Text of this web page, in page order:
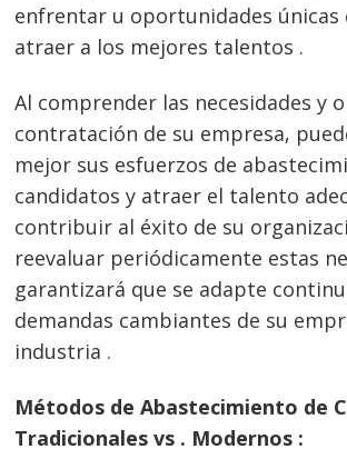
enfrentar u oportunidades únicas
atraer a los mejores talentos .
Al comprender las necesidades y
contratación de su empresa,
mejor sus esfuerzos de
candidatos y atraer el talento
contribuir al éxito de su
reevaluar periódicamente estas
garantizará que se adapte
demandas cambiantes de su
industria .
Métodos de Abastecimiento de
Tradicionales vs . Modernos :